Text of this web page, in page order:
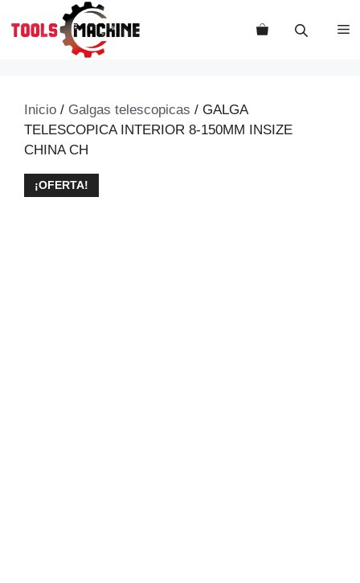
Inicio / Galgas telescopicas / GALGA
TELESCOPICA INTERIOR 8-150MM INSIZE
CHINA CH
¡OFERTA!